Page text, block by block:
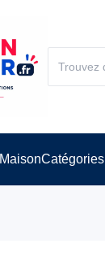
MaisonCatégories